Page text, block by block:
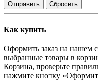
Отправить Сбросить
Как купить
Оформить заказ на нашем
выбранные товары в
Корзина, проверьте
нажмите кнопку